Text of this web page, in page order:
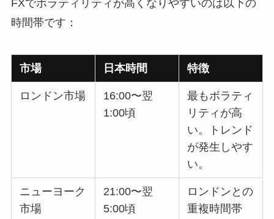
FXでボラティリティが高くなりやすいのは以下の
時間帯です：
市場 日本時間 特徴
ロンドン市場
16:00〜翌
1:00頃
最もボラティ
リティが高
い。トレンド
が発生しやす
い。
ニューヨーク
市場
21:00〜翌
5:00頃
ロンドンとの
重複時間帯